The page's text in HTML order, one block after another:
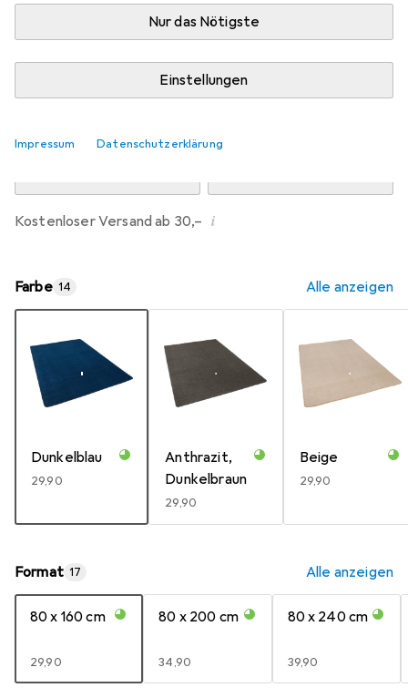
Nur das Nötigste
Einstellungen
Impressum Datenschutzerklärung
Lieferort angeben für genaue Lieferzeit
Kostenloser Versand ab 30,– i
Farbe 14 Alle anzeigen
Dunkelblau
EUR
29,90
Anthrazit,
Dunkelbraun
EUR
29,90
Beige
EUR
29,90
Format 17 Alle anzeigen
80 x 160 cm
EUR
29,90
80 x 200 cm
EUR
34,90
80 x 240 cm
EUR
39,90